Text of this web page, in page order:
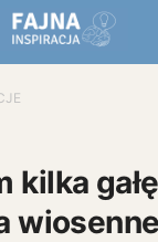
kilka
wiosenne